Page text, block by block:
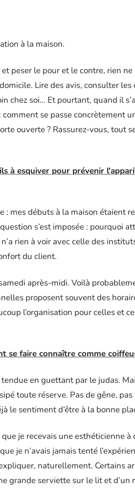
à la maison.
et peser le pour et le contre, rien
Lire des avis, consulter
chez soi… Et pourtant, quand il
se passe concrètement
ouverte ? Rassurez-vous, tout
à esquiver pour prévenir
: mes débuts à la maison étaient
s’est imposée : pourquoi
n’a rien à voir avec celle des
du client.
après-midi. Voilà
proposent souvent des
l’organisation pour celles et
se faire connaître comme
tendue en guettant par le judas.
toute réserve. Pas de gêne,
le sentiment d’être à la bonne
je recevais une esthéticienne à
je n’avais jamais tenté
naturellement. Certains
grande serviette sur le lit et d’un